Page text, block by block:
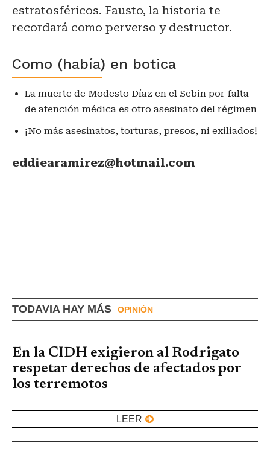
estratosféricos. Fausto, la historia te
recordará como perverso y destructor.
Como (había) en botica
La muerte de Modesto Díaz en el Sebin por falta
de atención médica es otro asesinato del régimen
¡No más asesinatos, torturas, presos, ni exiliados!
eddiearamirez@hotmail.com
TODAVIA HAY MÁS OPINIÓN
En la CIDH exigieron al Rodrigato
respetar derechos de afectados por
los terremotos
LEER